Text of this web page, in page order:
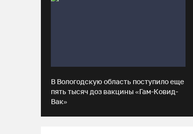
В Вологодскую область поступило еще
пять тысяч доз вакцины «Гам-Ковид-
Вак»